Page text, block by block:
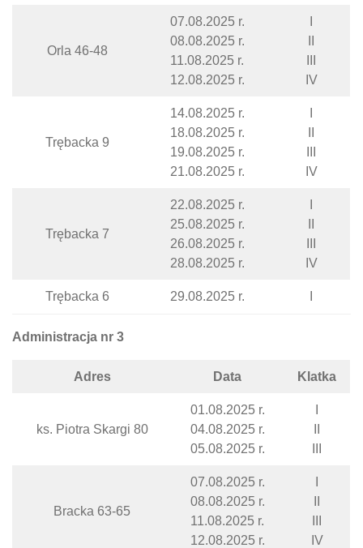
Orla 46-48
07.08.2025 r.
08.08.2025 r.
11.08.2025 r.
12.08.2025 r.
IV
Trębacka 9
14.08.2025 r.
18.08.2025 r.
19.08.2025 r.
21.08.2025 r.
IV
Trębacka 7
22.08.2025 r.
25.08.2025 r.
26.08.2025 r.
28.08.2025 r.
IV
Trębacka 6 29.08.2025 r.
Administracja nr 3
Adres Data Klatka
ks. Piotra Skargi 80
01.08.2025 r.
04.08.2025 r.
05.08.2025 r.
Bracka 63-65
07.08.2025 r.
08.08.2025 r.
11.08.2025 r.
12.08.2025 r.
IV